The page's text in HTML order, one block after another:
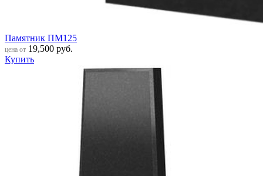
Памятник ПМ125
цена от 19,500 руб.
Купить